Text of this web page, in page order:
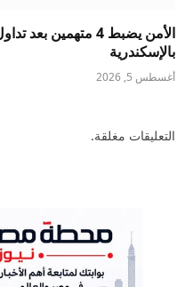
الأمن يضبط 4 متهمين
بالإسكندرية
أغسطس 5, 2026
التعليقات مغلقة.